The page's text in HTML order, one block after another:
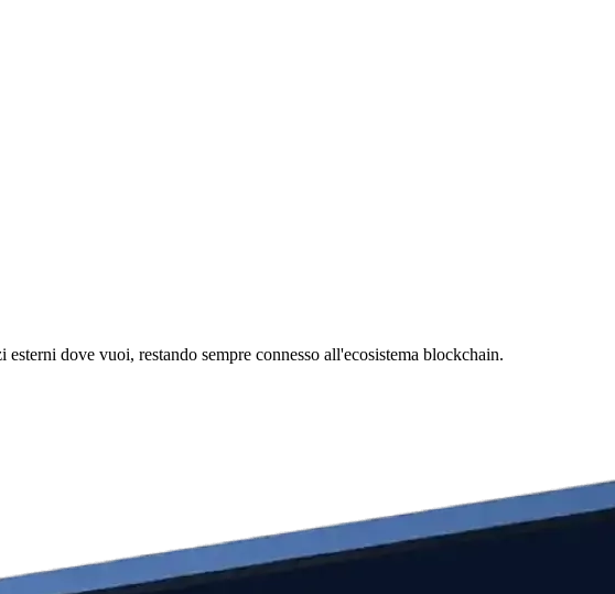
dove vuoi, restando sempre connesso all'ecosistema blockchain.